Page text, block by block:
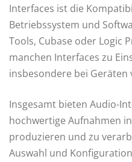
Interfaces ist die
Betriebssystem und
Tools, Cubase oder Logic
manchen Interfaces zu
insbesondere bei
Insgesamt bieten Audio-
hochwertige Aufnahmen
produzieren und zu
Auswahl und